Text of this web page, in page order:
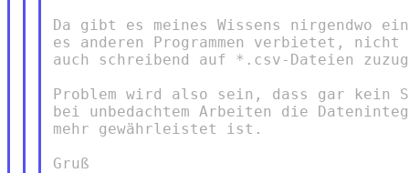
Da gibt es meines Wissens nirgendwo
es anderen Programmen verbietet,
auch schreibend auf *.csv-Dateien
Problem wird also sein, dass gar kein
bei unbedachtem Arbeiten die
mehr gewährleistet ist.
Gruß